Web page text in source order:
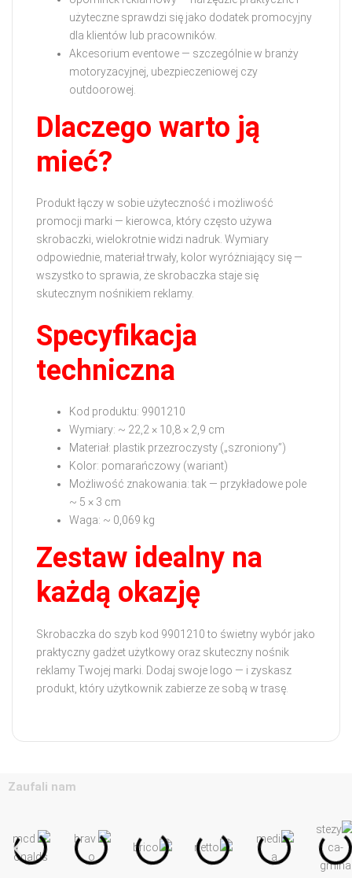
użyteczne sprawdzi się jako dodatek promocyjny
dla klientów lub pracowników.
Akcesorium eventowe — szczególnie w branży
motoryzacyjnej, ubezpieczeniowej czy
outdoorowej.
Dlaczego warto ją
mieć?
Produkt łączy w sobie użyteczność i możliwość
promocji marki — kierowca, który często używa
skrobaczki, wielokrotnie widzi nadruk. Wymiary
odpowiednie, materiał trwały, kolor wyróżniający się —
wszystko to sprawia, że skrobaczka staje się
skutecznym nośnikiem reklamy.
Specyfikacja
techniczna
Kod produktu: 9901210
Wymiary: ~ 22,2 × 10,8 × 2,9 cm
Materiał: plastik przezroczysty („szroniony”)
Kolor: pomarańczowy (wariant)
Możliwość znakowania: tak — przykładowe pole
~ 5 × 3 cm
Waga: ~ 0,069 kg
Zestaw idealny na
każdą okazję
Skrobaczka do szyb kod 9901210 to świetny wybór jako
praktyczny gadżet użytkowy oraz skuteczny nośnik
reklamy Twojej marki. Dodaj swoje logo — i zyskasz
produkt, który użytkownik zabierze ze sobą w trasę.
Zaufali nam